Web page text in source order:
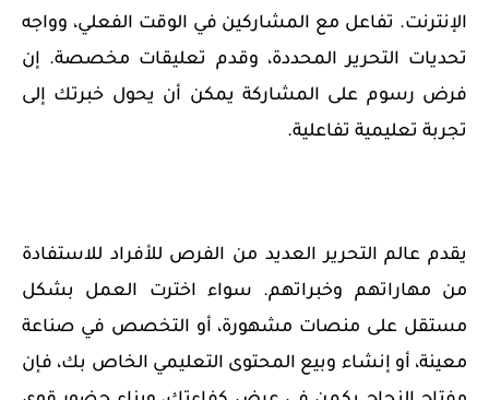
الإنترنت. تفاعل مع المشاركين في الوقت الفعلي، وواجه
تحديات التحرير المحددة، وقدم تعليقات مخصصة. إن
فرض رسوم على المشاركة يمكن أن يحول خبرتك إلى
تجربة تعليمية تفاعلية.
يقدم عالم التحرير العديد من الفرص للأفراد للاستفادة
من مهاراتهم وخبراتهم. سواء اخترت العمل بشكل
مستقل على منصات مشهورة، أو التخصص في صناعة
معينة، أو إنشاء وبيع المحتوى التعليمي الخاص بك، فإن